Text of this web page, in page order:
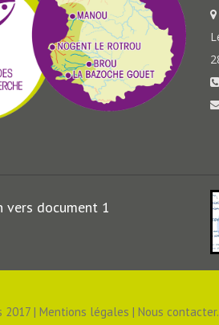
vers document 1
2017 | Mentions légales | Nous contacter.